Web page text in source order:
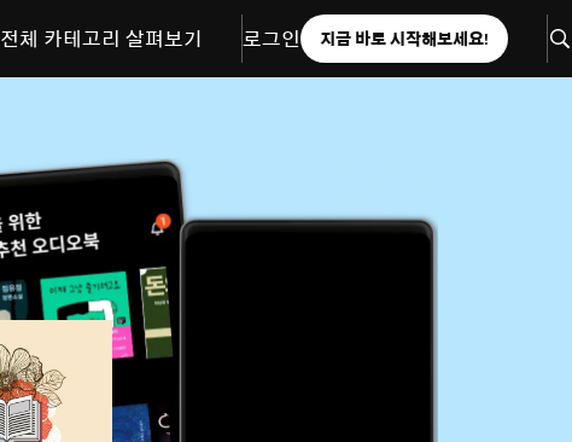
전체 카테고리 살펴보기 로그인 지금 바로 시작해보세요!